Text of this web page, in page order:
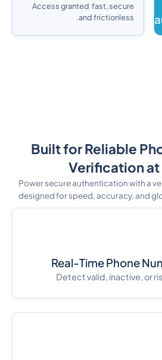
Access granted fast, secure
and frictionless.
Built for Reliable
Verification at
Power secure authentication with a
designed for speed, accuracy, and
Real-Time Phone
Detect valid, inactive, or